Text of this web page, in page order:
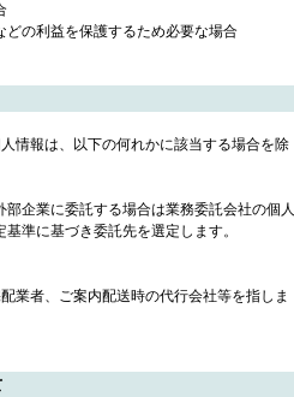
の利益を保護するため必要な場合
情報は、以下の何れかに該当する場合を除
企業に委託する場合は業務委託会社の個人
準に基づき委託先を選定します。
業者、ご案内配送時の代行会社等を指しま